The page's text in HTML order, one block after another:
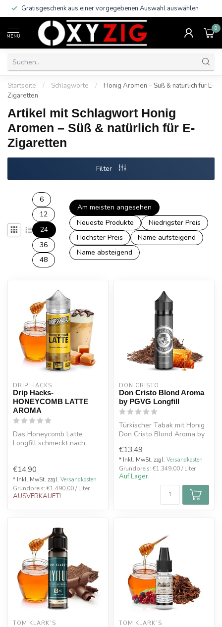
Gratisgeschenk aus einer vorgegebenen Auswahl auswählen
MENU
0
Startseite / Schlagworte /
Honig Aromen – Süß & natürlich für E-
Zigaretten
Artikel mit Schlagwort Honig
Aromen – Süß & natürlich für E-
Zigaretten
Filter
6
12
24
36
48
Am meisten angesehen
Neueste Produkte
Niedrigster Preis
Höchster Preis
Name aufsteigend
Name absteigend
DRIP HACKS
Drip Hacks-
HONEYCOMB LATTE
AROMA
Das Honeycomb Latte
Longfill schmeckt nach
€14,90
* Inkl. MwSt. zzgl. Versandkosten
Grundpreis: €1.490,00 / Liter
AUSVERKAUFT!
DON CRISTO
Don Cristo Blond Aroma
by PGVG Longfill
Türkischer Tabak mit Honig
Don Cristo Blond Aroma by
€13,49
* Inkl. MwSt. zzgl. Versandkosten
Grundpreis: €1.349,00 / Liter
Auf Lager
TOM KLARK`S TOM KLARK`S